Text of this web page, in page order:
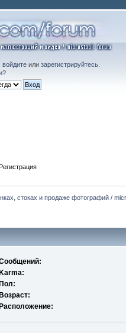
войдитеили зарегистрируйтесь.
?
стоках и продаже фотографий /
Karma:
Пол:
Возраст:
Расположение: